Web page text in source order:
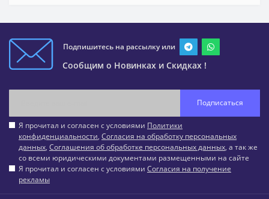
Подпишитесь на рассылку или
Сообщим о Новинках и Скидках !
Подписаться
Я прочитал и согласен с условиями Политики
конфиденциальности, Согласия на обработку персональных
данных, Соглашения об обработке персональных данных, а так же
со всеми юридическими документами размещенными на сайте
Я прочитал и согласен с условиями Согласия на получение
рекламы